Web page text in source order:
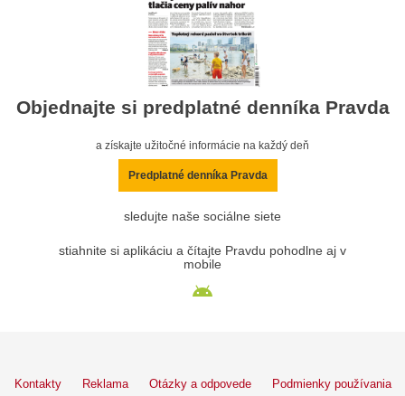
Objednajte si predplatné denníka Pravda
a získajte užitočné informácie na každý deň
Predplatné denníka Pravda
sledujte naše sociálne siete
stiahnite si aplikáciu a čítajte Pravdu pohodlne aj v
mobile
Kontakty Reklama Otázky a odpovede Podmienky používania